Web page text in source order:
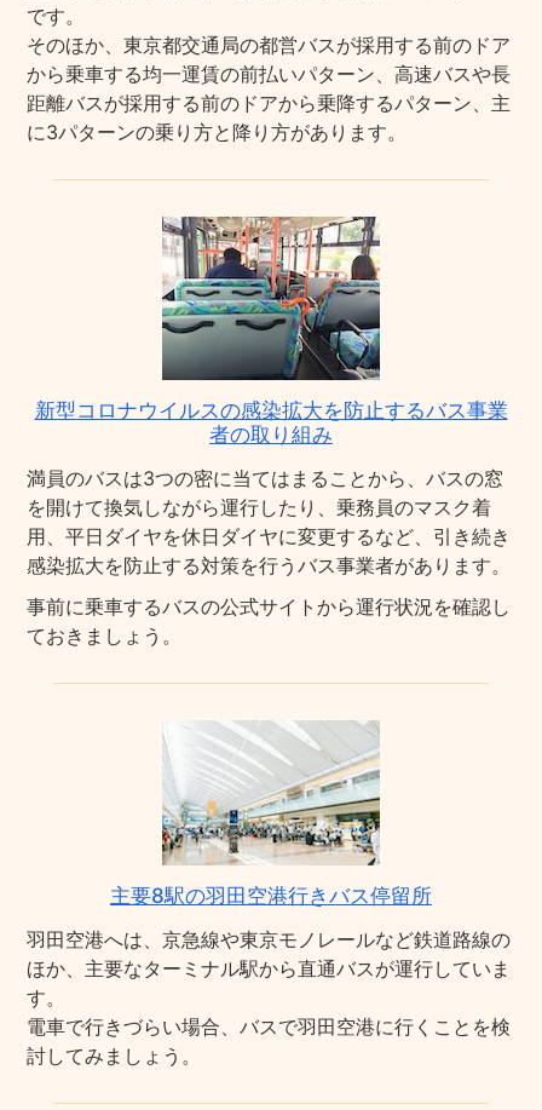
です。
そのほか、東京都交通局の都営バスが採用する前のドア
から乗車する均一運賃の前払いパターン、高速バスや長
距離バスが採用する前のドアから乗降するパターン、主
に3パターンの乗り方と降り方があります。
新型コロナウイルスの感染拡大を防止するバス事業
者の取り組み
満員のバスは3つの密に当てはまることから、バスの窓
を開けて換気しながら運行したり、乗務員のマスク着
用、平日ダイヤを休日ダイヤに変更するなど、引き続き
感染拡大を防止する対策を行うバス事業者があります。
事前に乗車するバスの公式サイトから運行状況を確認し
ておきましょう。
主要8駅の羽田空港行きバス停留所
羽田空港へは、京急線や東京モノレールなど鉄道路線の
ほか、主要なターミナル駅から直通バスが運行していま
す。
電車で行きづらい場合、バスで羽田空港に行くことを検
討してみましょう。